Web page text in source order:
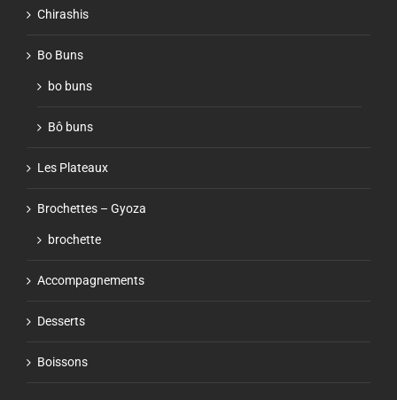
Chirashis
Bo Buns
bo buns
Bô buns
Les Plateaux
Brochettes – Gyoza
brochette
Accompagnements
Desserts
Boissons